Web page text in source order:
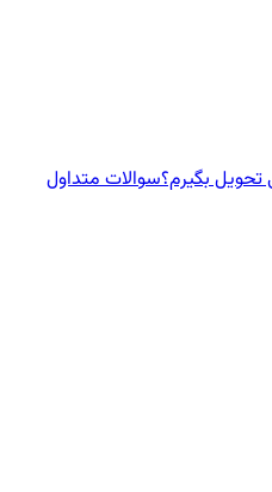
بگیرم؟سوالات متداول